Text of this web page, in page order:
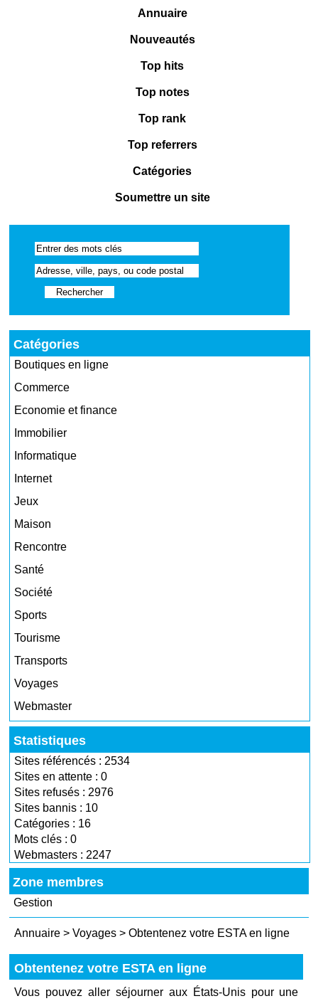
Annuaire
Nouveautés
Top hits
Top notes
Top rank
Top referrers
Catégories
Soumettre un site
Catégories
Boutiques en ligne
Commerce
Economie et finance
Immobilier
Informatique
Internet
Jeux
Maison
Rencontre
Santé
Société
Sports
Tourisme
Transports
Voyages
Webmaster
Statistiques
Sites référencés : 2534
Sites en attente : 0
Sites refusés : 2976
Sites bannis : 10
Catégories : 16
Mots clés : 0
Webmasters : 2247
Zone membres
Gestion
Annuaire >Voyages >Obtentenez votre ESTA en ligne
Obtentenez votre ESTA en ligne
Vous pouvez aller séjourner aux États-Unis pour une